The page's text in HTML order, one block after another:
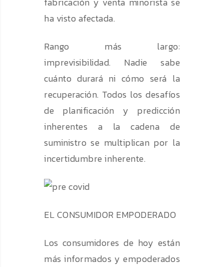
ha visto afectada.
Rango más largo:
imprevisibilidad. Nadie sabe
cuánto durará ni cómo será la
recuperación. Todos los desafíos
de planificación y predicción
inherentes a la cadena de
suministro se multiplican por la
incertidumbre inherente.
EL CONSUMIDOR EMPODERADO
Los consumidores de hoy están
más informados y empoderados